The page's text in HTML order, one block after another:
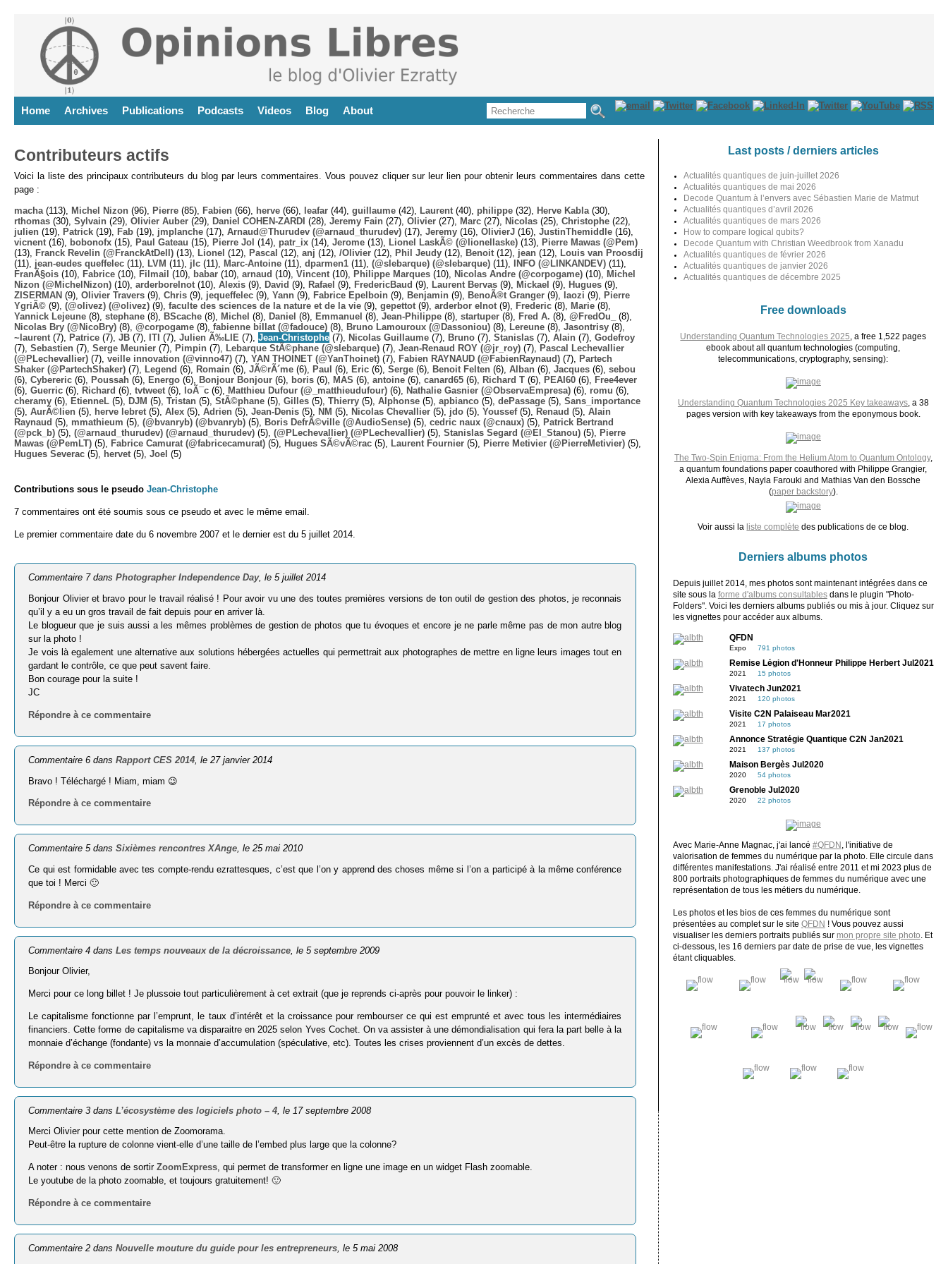
Home Archives Publications Podcasts Videos Blog About
Contributeurs actifs
Voici la liste des principaux contributeurs du blog par leurs commentaires. Vous pouvez cliquer sur leur lien pour obtenir leurs commentaires dans cette
page :
macha (113), Michel Nizon (96), Pierre (85), Fabien (66), herve (66), leafar (44), guillaume (42), Laurent (40), philippe (32), Herve Kabla (30),
rthomas (30), Sylvain (29), Olivier Auber (29), Daniel COHEN-ZARDI (28), Jeremy Fain (27), Olivier (27), Marc (27), Nicolas (25), Christophe (22),
julien (19), Patrick (19), Fab (19), jmplanche (17), Arnaud@Thurudev (@arnaud_thurudev) (17), Jeremy (16), OlivierJ (16), JustinThemiddle (16),
vicnent (16), bobonofx (15), Paul Gateau (15), Pierre Jol (14), patr_ix (14), Jerome (13), Lionel LaskÃ© (@lionellaske) (13),
Pierre Mawas (@Pem)
(13),
Franck Revelin (@FranckAtDell) (13), Lionel (12), Pascal (12), anj (12), /Olivier (12), Phil Jeudy (12), Benoit (12), jean (12),
Louis van Proosdij
(11), jean-eudes queffelec (11), LVM (11), jlc (11), Marc-Antoine (11), dparmen1 (11), (@slebarque) (@slebarque) (11), INFO (@LINKANDEV) (11),
FranÃ§ois (10), Fabrice (10), Filmail (10), babar (10), arnaud (10), Vincent (10), Philippe Marques (10), Nicolas Andre (@corpogame) (10),
Michel
Nizon (@MichelNizon) (10), arderborelnot (10), Alexis (9), David (9), Rafael (9), FredericBaud (9), Laurent Bervas (9), Mickael (9), Hugues (9),
ZISERMAN (9), Olivier Travers (9), Chris (9), jequeffelec (9), Yann (9), Fabrice Epelboin (9), Benjamin (9), BenoÃ®t Granger (9), laozi (9),
Pierre
YgriÃ© (9), (@olivez) (@olivez) (9), faculte des sciences de la nature et de la vie (9), gepettot (9), arderbor elnot (9), Frederic (8), Marie (8),
Yannick Lejeune (8), stephane (8), BScache (8), Michel (8), Daniel (8), Emmanuel (8), Jean-Philippe (8), startuper (8), Fred A. (8), @FredOu_
(8),
Nicolas Bry (@NicoBry) (8), @corpogame (8), fabienne billat (@fadouce) (8), Bruno Lamouroux (@Dassoniou) (8), Lereune (8), Jasontrisy (8),
~laurent (7), Patrice (7), JB (7), ITI (7), Julien Ã‰LIE (7), Jean-Christophe (7), Nicolas Guillaume (7), Bruno (7), Stanislas (7), Alain (7), Godefroy
(7), Sebastien (7), Serge Meunier (7), Pimpin (7), Lebarque StÃ©phane (@slebarque) (7), Jean-Renaud ROY (@jr_roy) (7),
Pascal Lechevallier
(@PLechevallier) (7), veille innovation (@vinno47) (7), YAN THOINET (@YanThoinet) (7), Fabien RAYNAUD (@FabienRaynaud) (7),
Partech
Shaker (@PartechShaker) (7), Legend (6), Romain (6), JÃ©rÃ´me (6), Paul (6), Eric (6), Serge (6), Benoit Felten (6), Alban (6), Jacques (6), sebou
(6), Cybereric (6), Poussah (6), Energo (6), Bonjour Bonjour (6), boris (6), MAS (6), antoine (6), canard65 (6), Richard T (6), PEAI60 (6),
Free4ever
(6), Guerric (6), Richard (6), tvtweet (6), loÃ¯c (6), Matthieu Dufour (@_matthieudufour) (6), Nathalie Gasnier (@ObservaEmpresa) (6), romu (6),
cheramy (6), EtienneL (5), DJM (5), Tristan (5), StÃ©phane (5), Gilles (5), Thierry (5), Alphonse (5), apbianco (5), dePassage (5), Sans_importance
(5), AurÃ©lien (5), herve lebret (5), Alex (5), Adrien (5), Jean-Denis (5), NM (5), Nicolas Chevallier (5), jdo (5), Youssef(5), Renaud (5), Alain
Raynaud (5), mmathieum (5), (@bvanryb) (@bvanryb) (5), Boris DefrÃ©ville (@AudioSense) (5), cedric naux (@cnaux) (5),
Patrick Bertrand
(@pck_b) (5), (@arnaud_thurudev) (@arnaud_thurudev) (5), (@PLechevallier) (@PLechevallier) (5), Stanislas Segard (@El_Stanou) (5),
Pierre
Mawas (@PemLT) (5), Fabrice Camurat (@fabricecamurat) (5), Hugues SÃ©vÃ©rac (5), Laurent Fournier (5), Pierre Metivier (@PierreMetivier) (5),
Hugues Severac (5), hervet (5), Joel (5)
Contributions sous le pseudo Jean-Christophe
7 commentaires ont été soumis sous ce pseudo et avec le même email.
Le premier commentaire date du 6 novembre 2007 et le dernier est du 5 juillet 2014.
Commentaire 7 dansPhotographer Independence Day, le 5 juillet 2014
Bonjour Olivier et bravo pour le travail réalisé ! Pour avoir vu une des toutes premières versions de ton outil de gestion des photos, je reconnais
qu’il y a eu un gros travail de fait depuis pour en arriver là.
Le blogueur que je suis aussi a les mêmes problèmes de gestion de photos que tu évoques et encore je ne parle même pas de mon autre blog
sur la photo !
Je vois là egalement une alternative aux solutions hébergées actuelles qui permettrait aux photographes de mettre en ligne leurs images tout en
gardant le contrôle, ce que peut savent faire.
Bon courage pour la suite !
JC
Répondre à ce commentaire
Commentaire 6 dansRapport CES 2014 , le 27 janvier 2014
Bravo ! Téléchargé ! Miam, miam 😉
Répondre à ce commentaire
Commentaire 5 dansSixièmes rencontres XAnge, le 25 mai 2010
Ce qui est formidable avec tes compte-rendu ezrattesques, c’est que l’on y apprend des choses même si l’on a participé à la même conférence
que toi ! Merci 🙂
Répondre à ce commentaire
Commentaire 4 dansLes temps nouveaux de la décroissance , le 5 septembre 2009
Bonjour Olivier,
Merci pour ce long billet ! Je plussoie tout particulièrement à cet extrait (que je reprends ci-après pour pouvoir le linker) :
Le capitalisme fonctionne par l’emprunt, le taux d’intérêt et la croissance pour rembourser ce qui est emprunté et avec tous les intermédiaires
financiers. Cette forme de capitalisme va disparaitre en 2025 selon Yves Cochet. On va assister à une démondialisation qui fera la part belle à la
monnaie d’échange (fondante) vs la monnaie d’accumulation (spéculative, etc). Toutes les crises proviennent d’un excès de dettes.
Répondre à ce commentaire
Commentaire 3 dansL’écosystème des logiciels photo – 4 , le 17 septembre 2008
Merci Olivier pour cette mention de Zoomorama.
Peut-être la rupture de colonne vient-elle d’une taille de l’embed plus large que la colonne?
A noter : nous venons de sortirZoomExpress, qui permet de transformer en ligne une image en un widget Flash zoomable.
Le youtube de la photo zoomable, et toujours gratuitement! 🙂
Répondre à ce commentaire
Commentaire 2 dansNouvelle mouture du guide pour les entrepreneurs , le 5 mai 2008
Last posts / derniers articles
Actualités quantiques de juin-juillet 2026
Actualités quantiques de mai 2026
Decode Quantum à l’envers avec Sébastien Marie de Matmut
Actualités quantiques d’avril 2026
Actualités quantiques de mars 2026
How to compare logical qubits?
Decode Quantum with Christian Weedbrook from Xanadu
Actualités quantiques de février 2026
Actualités quantiques de janvier 2026
Actualités quantiques de décembre 2025
Free downloads
Understanding Quantum Technologies 2025 , a free 1,522 pages
ebook about all quantum technologies (computing,
telecommunications, cryptography, sensing):
Understanding Quantum Technologies 2025 Key takeaways, a 38
pages version with key takeaways from the eponymous book.
The Two-Spin Enigma: From the Helium Atom to Quantum Ontology,
a quantum foundations paper coauthored with Philippe Grangier,
Alexia Auffèves, Nayla Farouki and Mathias Van den Bossche
(paper backstory).
Voir aussi la liste complète des publications de ce blog.
Derniers albums photos
Depuis juillet 2014, mes photos sont maintenant intégrées dans ce
site sous la forme d'albums consultablesdans le plugin "Photo-
Folders". Voici les derniers albums publiés ou mis à jour. Cliquez sur
les vignettes pour accéder aux albums.
QFDN
Expo 791 photos
Remise Légion d'Honneur Philippe Herbert Jul2021
2021 15 photos
Vivatech Jun2021
2021 120 photos
Visite C2N Palaiseau Mar2021
2021 17 photos
Annonce Stratégie Quantique C2N Jan2021
2021 137 photos
Maison Bergès Jul2020
2020 54 photos
Grenoble Jul2020
2020 22 photos
Avec Marie-Anne Magnac, j'ai lancé #QFDN
, l'initiative de
valorisation de femmes du numérique par la photo. Elle circule dans
différentes manifestations. J'ai réalisé entre 2011 et mi 2023 plus de
800 portraits photographiques de femmes du numérique avec une
représentation de tous les métiers du numérique.
Les photos et les bios de ces femmes du numérique sont
présentées au complet sur le site QFDN ! Vous pouvez aussi
visualiser les derniers portraits publiés sur mon propre site photo . Et
ci-dessous, les 16 derniers par date de prise de vue, les vignettes
étant cliquables.